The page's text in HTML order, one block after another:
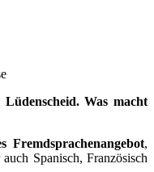
Was macht
Fremdsprachenangebot,
Spanisch, Französisch